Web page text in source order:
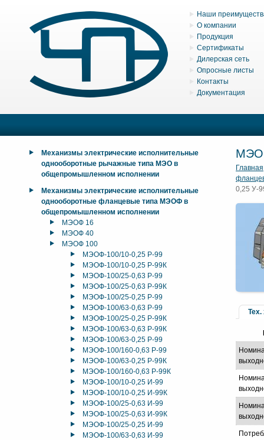
Наши
О компании
Продукция
Сертификаты
Дилерская сеть
Опросные листы
Контакты
Документация
Механизмы электрические исполнительные
однооборотные рычажные типа МЭО в
общепромышленном исполнении
Механизмы электрические исполнительные
однооборотные фланцевые типа МЭОФ в
общепромышленном исполнении
МЭОФ 16
МЭОФ 40
МЭОФ 100
МЭОФ-100/10-0,25 Р-99
МЭОФ-100/10-0,25 Р-99К
МЭОФ-100/25-0,63 Р-99
МЭОФ-100/25-0,63 Р-99К
МЭОФ-100/25-0,25 Р-99
МЭОФ-100/63-0,63 Р-99
МЭОФ-100/25-0,25 Р-99К
МЭОФ-100/63-0,63 Р-99К
МЭОФ-100/63-0,25 Р-99
МЭОФ-100/160-0,63 Р-99
МЭОФ-100/63-0,25 Р-99К
МЭОФ-100/160-0,63 Р-99К
МЭОФ-100/10-0,25 И-99
МЭОФ-100/10-0,25 И-99К
МЭОФ-100/25-0,63 И-99
МЭОФ-100/25-0,63 И-99К
МЭОФ-100/25-0,25 И-99
МЭОФ-100/63-0,63 И-99
Главная
0,25 У-
Тех.